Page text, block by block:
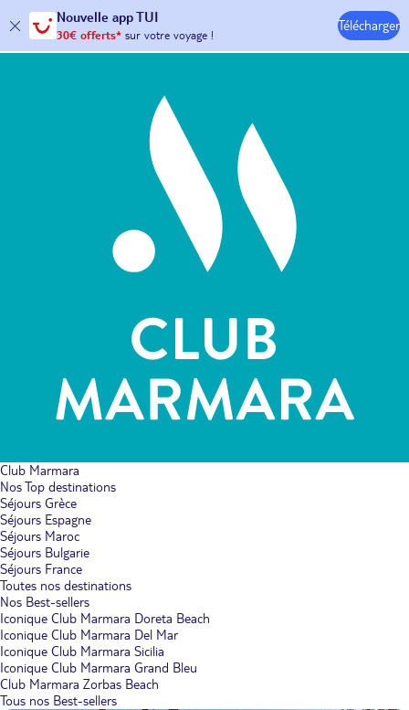
Nouvelle app TUI
30€ offerts*sur votre voyage !
avec le code :HAPPYAPP
Télécharger
Hôtels & Clubs
Club Marmara
Nos Top destinations
Séjours Grèce
Séjours Espagne
Séjours Maroc
Séjours Bulgarie
Séjours France
Toutes nos destinations
Nos Best-sellers
Iconique Club Marmara Doreta Beach
Iconique Club Marmara Del Mar
Iconique Club Marmara Sicilia
Iconique Club Marmara Grand Bleu
Club Marmara Zorbas Beach
Tous nos Best-sellers